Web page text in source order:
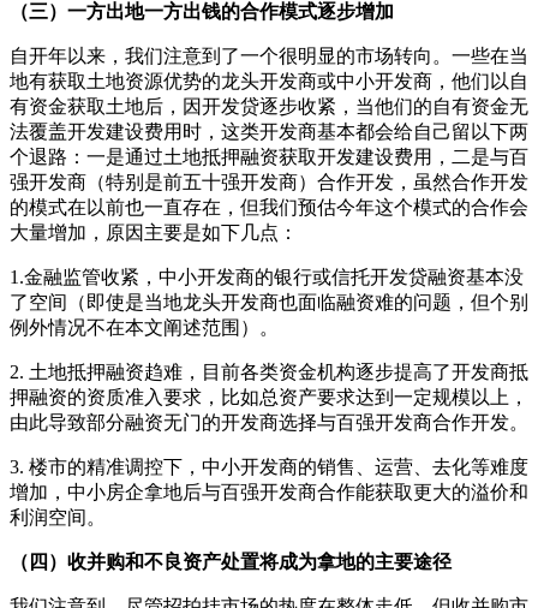
（三）一方出地一方出钱的合作模式逐步增加
自开年以来，我们注意到了一个很明显的市场转向。一些在当
地有获取土地资源优势的龙头开发商或中小开发商，他们以自
有资金获取土地后，因开发贷逐步收紧，当他们的自有资金无
法覆盖开发建设费用时，这类开发商基本都会给自己留以下两
个退路：一是通过土地抵押融资获取开发建设费用，二是与百
强开发商（特别是前五十强开发商）合作开发，虽然合作开发
的模式在以前也一直存在，但我们预估今年这个模式的合作会
大量增加，原因主要是如下几点：
1.金融监管收紧，中小开发商的银行或信托开发贷融资基本没
了空间（即使是当地龙头开发商也面临融资难的问题，但个别
例外情况不在本文阐述范围）。
2. 土地抵押融资趋难，目前各类资金机构逐步提高了开发商抵
押融资的资质准入要求，比如总资产要求达到一定规模以上，
由此导致部分融资无门的开发商选择与百强开发商合作开发。
3. 楼市的精准调控下，中小开发商的销售、运营、去化等难度
增加，中小房企拿地后与百强开发商合作能获取更大的溢价和
利润空间。
（四）收并购和不良资产处置将成为拿地的主要途径